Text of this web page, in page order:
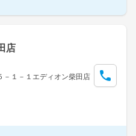
店
－１－１エディオン柴田店